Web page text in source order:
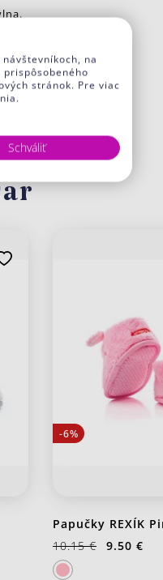
-6%
Papučky REXÍK
10.15 €
9.50 €
na
stránok. Pre viac
Schváliť